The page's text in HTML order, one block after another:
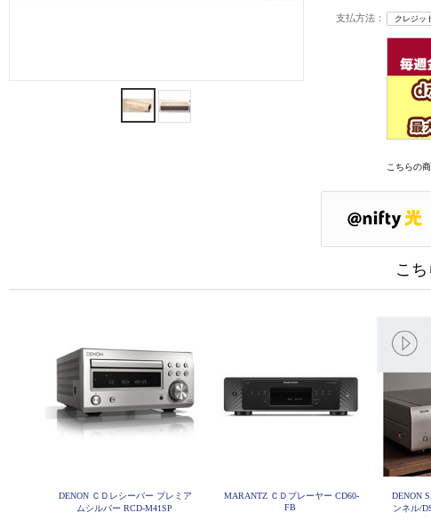
支払方法： クレジッ
こちらの
こ
DENON ＣＤレシーバー プレミア
ムシルバー RCD-M41SP
MARANTZ ＣＤプレーヤー CD60-
FB
DENON
ンネル/